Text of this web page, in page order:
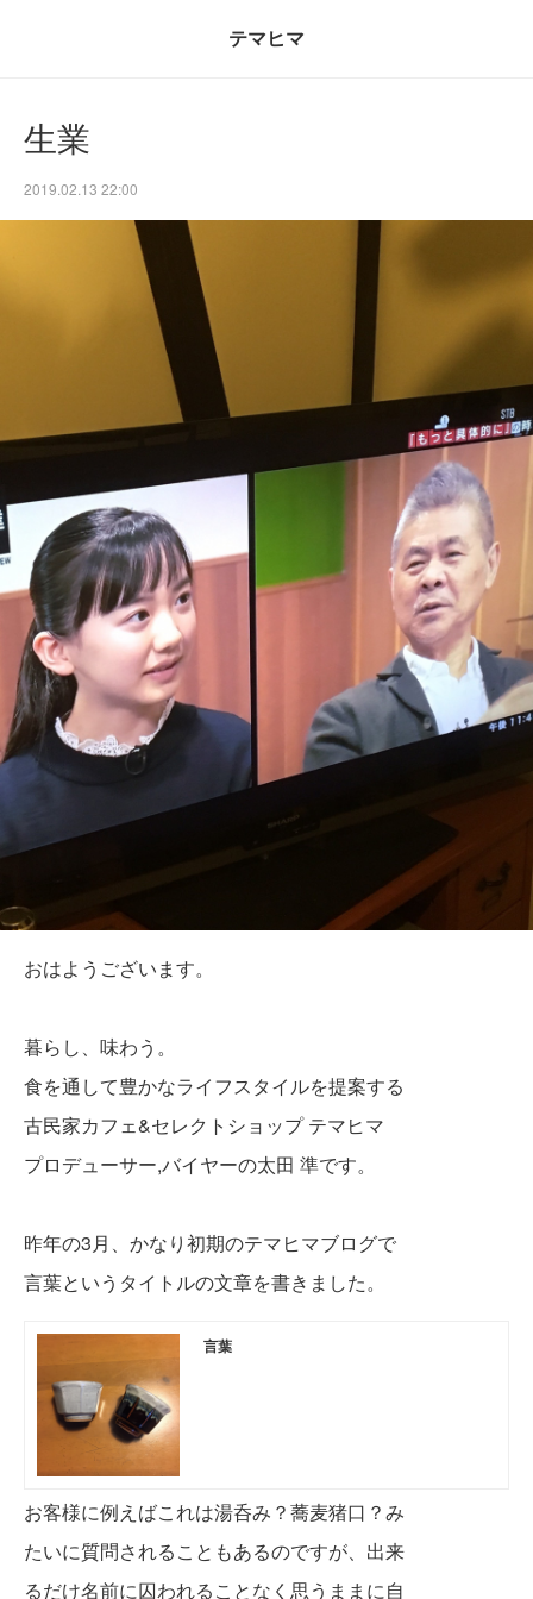
テマヒマ
生業
2019.02.13 22:00
おはようございます。
暮らし、味わう。
食を通して豊かなライフスタイルを提案する
古民家カフェ&セレクトショップ テマヒマ
プロデューサー,バイヤーの太田 準です。
昨年の3月、かなり初期のテマヒマブログで
言葉というタイトルの文章を書きました。
言葉
お客様に例えばこれは湯呑み？蕎麦猪口？み
たいに質問されることもあるのですが、出来
るだけ名前に囚われることなく思うままに自